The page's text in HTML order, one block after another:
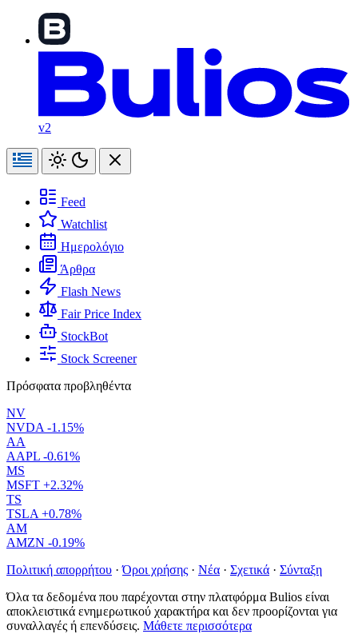
v2
Feed
Watchlist
Ημερολόγιο
Άρθρα
Flash News
Fair Price Index
StockBot
Stock Screener
Πρόσφατα προβληθέντα
NV
NVDA -1.15%
AA
AAPL -0.61%
MS
MSFT +2.32%
TS
TSLA +0.78%
AM
AMZN -0.19%
Πολιτική απορρήτου · Όροι χρήσης · Νέα · Σχετικά · Σύνταξη
Όλα τα δεδομένα που παρέχονται στην πλατφόρμα Bulios είναι
αποκλειστικά ενημερωτικού χαρακτήρα και δεν προορίζονται για
συναλλαγές ή επενδύσεις. Μάθετε περισσότερα